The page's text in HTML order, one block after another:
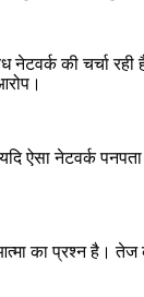
की चर्चा
ऐसा नेटवर्क
का प्रश्न है। तेज